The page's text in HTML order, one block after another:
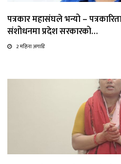
पत्रकार महासंघले भन्यो – पत्रकारिता
संशोधनमा प्रदेश सरकारको…
2 महिना अगाडि